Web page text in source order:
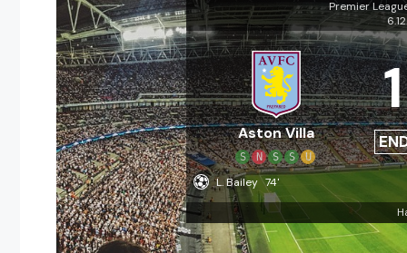
Premier
Aston Villa
S N S S U
1
L. Bailey 74'